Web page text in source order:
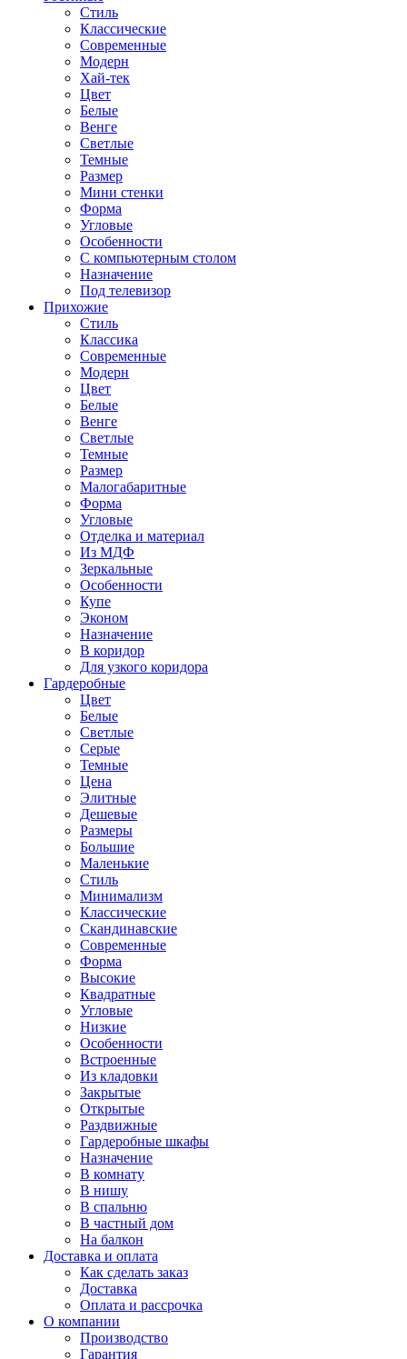
Стиль
Классические
Современные
Модерн
Хай-тек
Цвет
Белые
Венге
Светлые
Темные
Размер
Мини стенки
Форма
Угловые
Особенности
С компьютерным столом
Назначение
Под телевизор
Прихожие
Стиль
Классика
Современные
Модерн
Цвет
Белые
Венге
Светлые
Темные
Размер
Малогабаритные
Форма
Угловые
Отделка и материал
Из МДФ
Зеркальные
Особенности
Купе
Эконом
Назначение
В коридор
Для узкого коридора
Гардеробные
Цвет
Белые
Светлые
Серые
Темные
Цена
Элитные
Дешевые
Размеры
Большие
Маленькие
Стиль
Минимализм
Классические
Скандинавские
Современные
Форма
Высокие
Квадратные
Угловые
Низкие
Особенности
Встроенные
Из кладовки
Закрытые
Открытые
Раздвижные
Гардеробные шкафы
Назначение
В комнату
В нишу
В спальню
В частный дом
На балкон
Доставка и оплата
Как сделать заказ
Доставка
Оплата и рассрочка
О компании
Производство
Гарантия